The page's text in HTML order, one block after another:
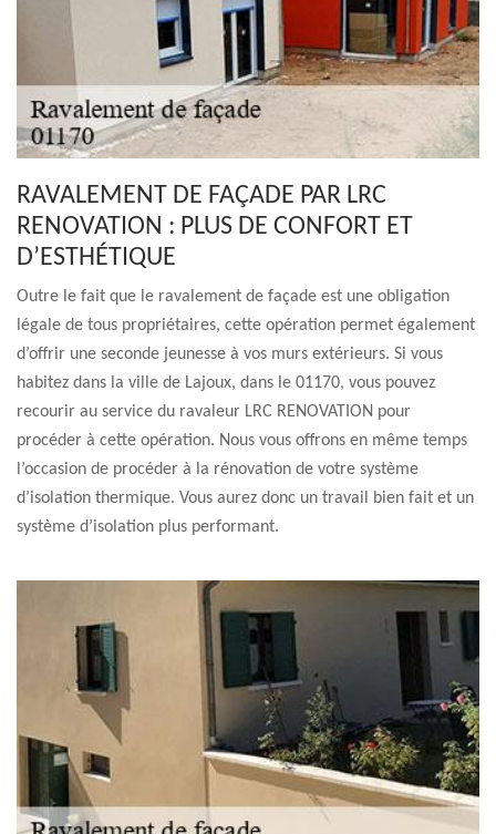
RAVALEMENT DE FAÇADE PAR LRC
RENOVATION : PLUS DE CONFORT ET
D’ESTHÉTIQUE
Outre le fait que le ravalement de façade est une obligation
légale de tous propriétaires, cette opération permet également
d’offrir une seconde jeunesse à vos murs extérieurs. Si vous
habitez dans la ville de Lajoux, dans le 01170, vous pouvez
recourir au service du ravaleur LRC RENOVATION pour
procéder à cette opération. Nous vous offrons en même temps
l’occasion de procéder à la rénovation de votre système
d’isolation thermique. Vous aurez donc un travail bien fait et un
système d’isolation plus performant.